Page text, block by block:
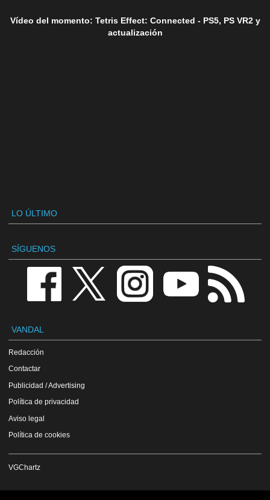
Vídeo del momento: Tetris Effect: Connected - PS5, PS VR2 y
actualización
LO ÚLTIMO
SÍGUENOS
VANDAL
Redacción
Contactar
Publicidad / Advertising
Política de privacidad
Aviso legal
Política de cookies
VGChartz